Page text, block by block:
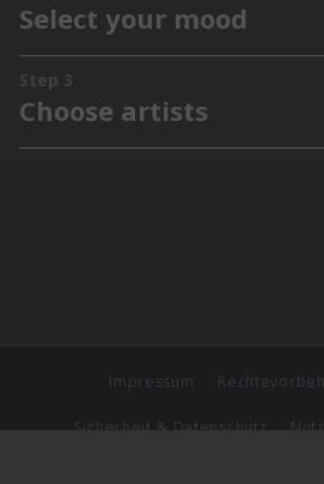
Impressum
Sicherheit & Datenschutz